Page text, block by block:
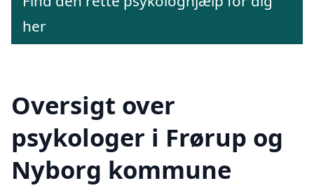
her
Oversigt over
psykologer i Frørup og
Nyborg kommune